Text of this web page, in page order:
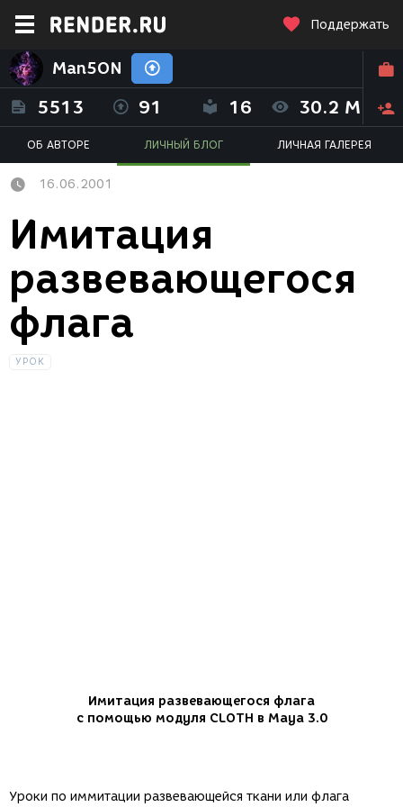
Поддержать
Man5ON
5513 91 16 30.2 M
ОБ АВТОРЕ ЛИЧНЫЙ БЛОГ ЛИЧНАЯ ГАЛЕРЕЯ
16.06.2001
Имитация
развевающегося
флага
УРОК
Имитация развевающегося флага
с помощью модуля CLOTH в Maya 3.0
Уроки по иммитации развевающейся ткани или флага